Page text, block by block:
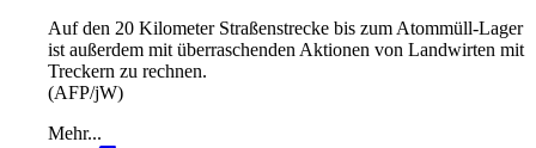
Auf den 20 Kilometer Straßenstrecke bis zum Atommüll-Lager
ist außerdem mit überraschenden Aktionen von Landwirten mit
Treckern zu rechnen.
(AFP/jW)
Mehr...